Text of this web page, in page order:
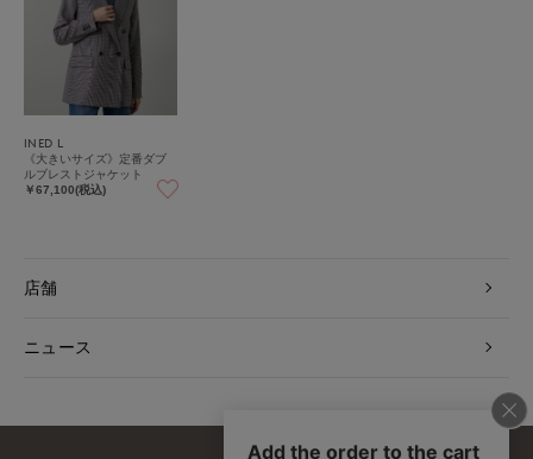
INED L
《大きいサイズ》定番ダブ
ルブレストジャケット
￥67,100(税込)
店舗
ニュース